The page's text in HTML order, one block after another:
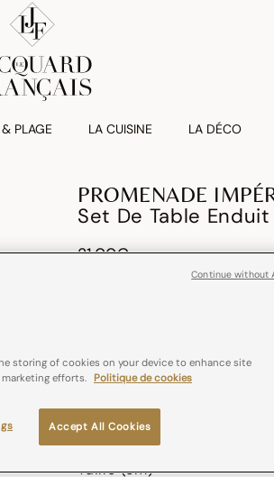
PLAGE LA CUISINE LA DÉCO
PROMENADE
Set De Table
21,00€
Couleurs :Jade
sélectionné
Taille (cm)
storing of cookies on your device to enhance site
efforts. Politique de cookies
Accept All Cookies
Continue without